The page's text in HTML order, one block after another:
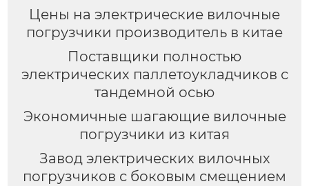
Цены на электрические вилочные
погрузчики производитель в китае
Поставщики полностью
электрических паллетоукладчиков с
тандемной осью
Экономичные шагающие вилочные
погрузчики из китая
Завод электрических вилочных
погрузчиков с боковым смещением